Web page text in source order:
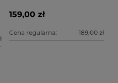
159,00 zł
Cena regularna: 189,00 zł